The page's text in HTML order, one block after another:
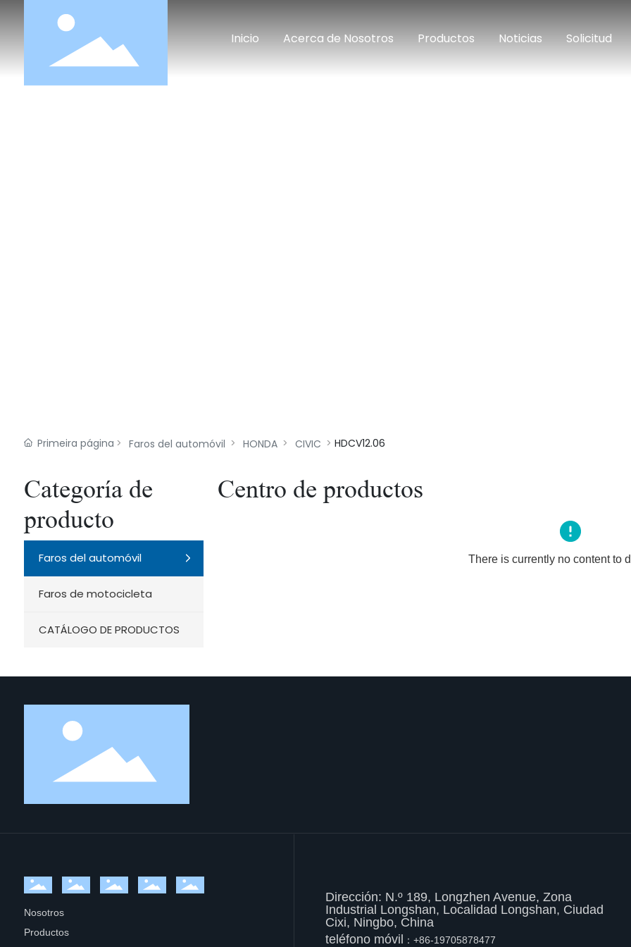
Inicio Acerca de Nosotros Productos Noticias Solicitud
Primeira página Faros del automóvil​ HONDA CIVIC HDCV12.06
Categoría de
producto
Faros del automóvil​
Faros de motocicleta
CATÁLOGO DE PRODUCTOS
Centro de productos
There is currently no content to
Nosotros
Productos
Dirección: N.º 189, Longzhen Avenue, Zona
Industrial Longshan, Localidad Longshan, Ciudad
Cixi, Ningbo, China
teléfono móvil ： +86-19705878477